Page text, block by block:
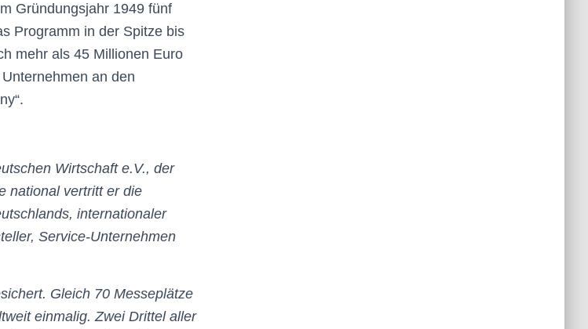
Gründungsjahr 1949 fünf
Programm in der Spitze bis
mehr als 45 Millionen Euro
an den
Wirtschaft e.V., der
national vertritt er die
internationaler
Service-Unternehmen
Gleich 70 Messeplätze
einmalig. Zwei Drittel aller